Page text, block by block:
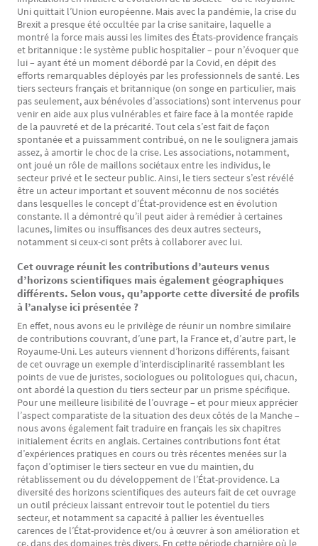
Uni quittait l’Union européenne. Mais avec la pandémie, la crise du
Brexit a presque été occultée par la crise sanitaire, laquelle a
montré la force mais aussi les limites des États-providence français
et britannique : le système public hospitalier – pour n’évoquer que
lui – ayant été un moment débordé par la Covid, en dépit des
efforts remarquables déployés par les professionnels de santé. Les
tiers secteurs français et britannique (on songe en particulier, mais
pas seulement, aux bénévoles d’associations) sont intervenus pour
venir en aide aux plus vulnérables et faire face à la montée rapide
de la pauvreté et de la précarité. Tout cela s’est fait de façon
spontanée et a puissamment contribué, on ne le soulignera jamais
assez, à amortir le choc de la crise. Les associations, notamment,
ont joué un rôle de maillons sociétaux entre les individus, le
secteur privé et le secteur public. Ainsi, le tiers secteur s’est révélé
être un acteur important et souvent méconnu de nos sociétés
dans lesquelles le concept d’État-providence est en évolution
constante. Il a démontré qu’il peut aider à remédier à certaines
lacunes, limites ou insuffisances des deux autres secteurs,
notamment si ceux-ci sont prêts à collaborer avec lui.
Cet ouvrage réunit les contributions d’auteurs venus
d’horizons scientifiques mais également géographiques
différents. Selon vous, qu’apporte cette diversité de profils
à l’analyse ici présentée ?
En effet, nous avons eu le privilège de réunir un nombre similaire
de contributions couvrant, d’une part, la France et, d’autre part, le
Royaume-Uni. Les auteurs viennent d’horizons différents, faisant
de cet ouvrage un exemple d’interdisciplinarité rassemblant les
points de vue de juristes, sociologues ou politologues qui, chacun,
ont abordé la question du tiers secteur par un prisme spécifique.
Pour une meilleure lisibilité de l’ouvrage – et pour mieux apprécier
l’aspect comparatiste de la situation des deux côtés de la Manche –
nous avons également fait traduire en français les six chapitres
initialement écrits en anglais. Certaines contributions font état
d’expériences pratiques en cours ou très récentes menées sur la
façon d’optimiser le tiers secteur en vue du maintien, du
rétablissement ou du développement de l’État-providence. La
diversité des horizons scientifiques des auteurs fait de cet ouvrage
un outil précieux laissant entrevoir tout le potentiel du tiers
secteur, et notamment sa capacité à pallier les éventuelles
carences de l’État-providence et/ou à œuvrer à son amélioration et
ce, dans des domaines très divers. En cette période charnière où le